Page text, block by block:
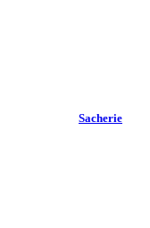
Sacherie